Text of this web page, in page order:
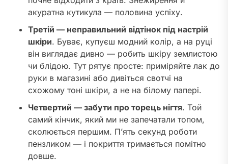
акуратна кутикула — половина успіху.
Третій — неправильний відтінок під настрій
шкіри. Буває, купуєш модний колір, а на руці
він виглядає дивно — робить шкіру землистою
чи блідою. Тут рятує просте: приміряйте лак до
руки в магазині або дивіться свотчі на
схожому тоні шкіри, а не на білому папері.
Четвертий — забути про торець нігтя. Той
самий кінчик, який ми не запечатали топом,
сколюється першим. П’ять секунд роботи
пензликом — і покриття тримається помітно
довше.